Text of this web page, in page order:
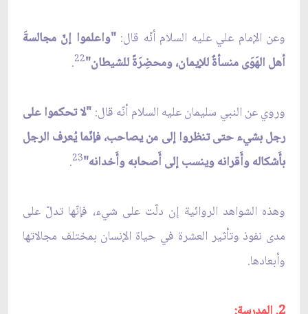
وعن الإمام علي عليه السلام أنّه قال:"واعلموا إنّ مجالسةَ
أهل الهَوَى منسأةٌ للإيمان، ومحضِرَةً للشيطان"22
.
وروي عن النبي سليمان عليه السلام أنّه قال: "لا تحكموا على
رجل بشيء حتى تنظروا إلى من يصاحب، فإنّما يُعرف الرجل
بأَشكاله وأَقرانه وينسب إلى أَصحابه وأَخدانه"23
.
وهذه الشواهد الروائية إن دلّت على شيء، فإنّها تدلّ على
مدى نفوذ وتأثير العشرة في حياة الإنسان بمختلف مجالاتها
وأبعادها.